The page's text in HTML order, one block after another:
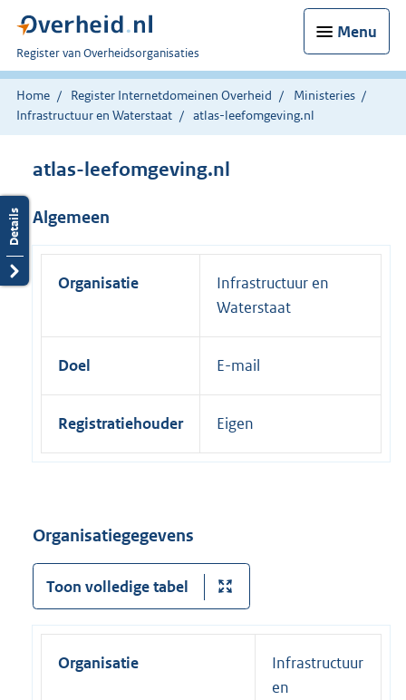
Menu
U
bent
nu
hier:
Register van Overheidsorganisaties
Home Register Internetdomeinen Overheid
Ministeries
Infrastructuur en Waterstaat
atlas-leefomgeving.nl
atlas-leefomgeving.nl
Algemeen
Organisatie
Infrastructuur en
Waterstaat
Doel E-mail
Registratiehouder Eigen
Organisatiegegevens
Toon volledige tabel
Organisatie
Infrastructuur
en